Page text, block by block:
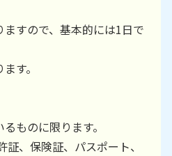
すので、基本的には1日で
す。
ものに限ります。
証、保険証、パスポート、